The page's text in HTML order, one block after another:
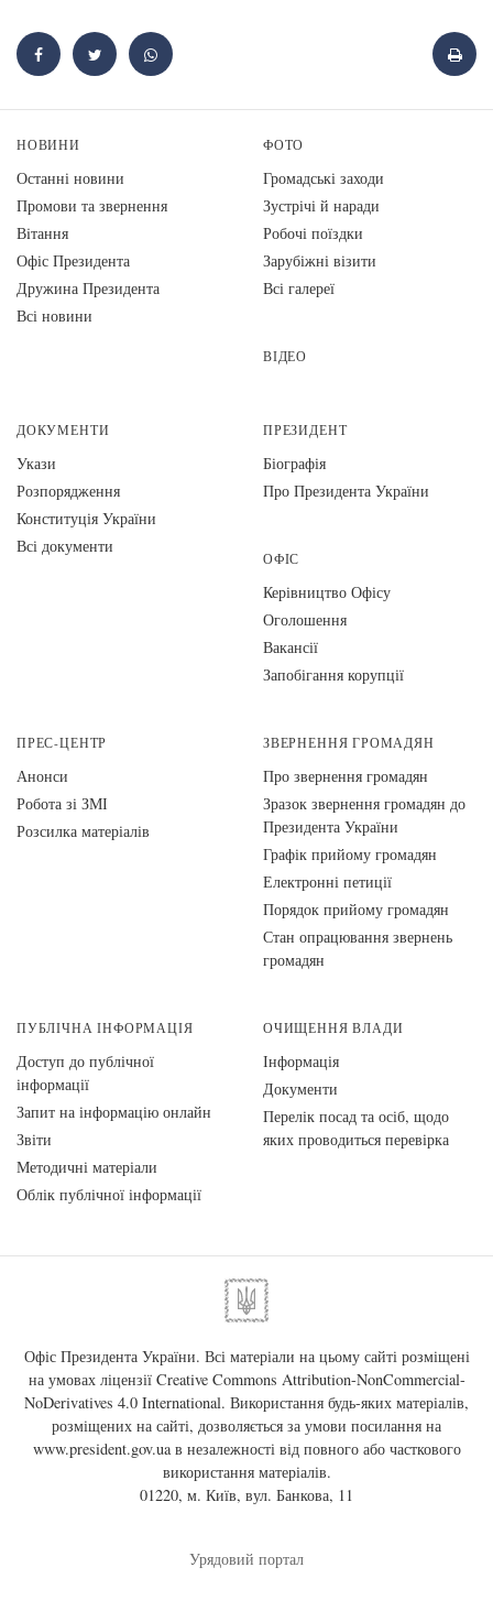
НОВИНИ
Останні новини
Промови та звернення
Вiтання
Офіс Президента
Дружина Президента
Всі новини
ФОТО
Громадські заходи
Зустрічі й наради
Робочі поїздки
Зарубіжні візити
Всі галереї
ВІДЕО
ДОКУМЕНТИ
Укази
Розпорядження
Конституція України
Всі документи
ПРЕЗИДЕНТ
Біографія
Про Президента України
ОФІС
Керівництво Офісу
Оголошення
Вакансії
Запобігання корупції
ПРЕС-ЦЕНТР
Анонси
Робота зі ЗМІ
Розсилка матеріалів
ЗВЕРНЕННЯ ГРОМАДЯН
Про звернення громадян
Зразок звернення громадян до
Президента України
Графік прийому громадян
Електронні петиції
Порядок прийому громадян
Стан опрацювання звернень
громадян
ПУБЛІЧНА ІНФОРМАЦІЯ
Доступ до публічної
інформації
Запит на інформацію онлайн
Звіти
Методичні матеріали
Облік публічної інформації
ОЧИЩЕННЯ ВЛАДИ
Інформація
Документи
Перелік посад та осіб, щодо
яких проводиться перевірка
Офіс Президента України. Всі матеріали на цьому сайті розміщені
на умовах ліцензії Creative Commons Attribution-NonCommercial-
NoDerivatives 4.0 International. Використання будь-яких матеріалів,
розміщених на сайті, дозволяється за умови посилання на
www.president.gov.uaв незалежності від повного або часткового
використання матеріалів.
01220, м. Київ, вул. Банкова, 11
Урядовий портал